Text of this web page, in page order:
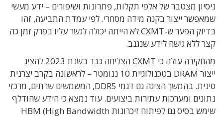
ניסיון מצטבר של אלפי תקלות, פתרונות ושיפורים – ידע מעשי
שמאפשר ייצור בקנה מידה מסחרי. לפי עמדת התביעה, זהו
בדיוק הפער ש-CXMT לא הייתה יכולה לגשר עליו בפרק זמן כה
קצר ללא גישה לידע שנגנב.
מהחקירה עולה כי CXMT הצליחה כבר בשנת 2023 להציג
ייצור DRAM בטכנולוגיית 10 ננומטר – לראשונה בקרב יצרנית
סינית. בהמשך הציגה גם דגמי DDR5, המשמשים שרתים, מרכזי
נתונים ומערכות עתירות ביצועים. עוד נמצא כי הידע שהודלף
שימש בסיס גם לפיתוח זיכרונות HBM (High Bandwidth